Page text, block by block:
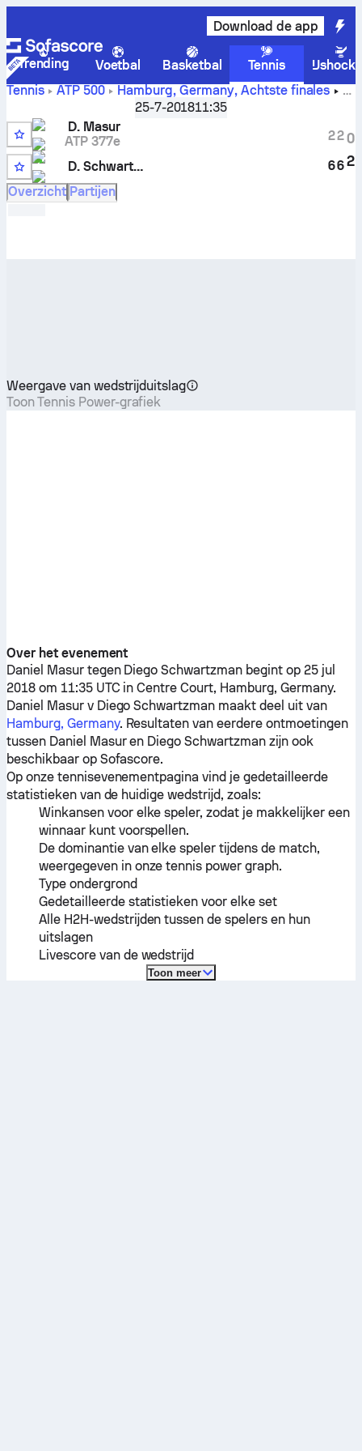
Download de app
Trending Voetbal Basketbal Tennis
Tennis
ATP 500 Hamburg, Germany, Achtste finales
Diego Schwartzmanlivescore en H2H-
resultaten
25-7-201811:35
Q
D. Masur
ATP 377e
2
D. Schwartzman
2
6
2
6
0
2
Overzicht Partijen
Weergave van wedstrijduitslag
Toon Tennis Power-grafiek
Over het evenement
Daniel Masurtegen Diego Schwartzman begint op 25 jul
2018 om 11:35 UTC in Centre Court, Hamburg, Germany.
Daniel Masurv Diego Schwartzman maakt deel uit van
Hamburg, Germany. Resultaten van eerdere ontmoetingen
tussen Daniel Masuren Diego Schwartzmanzijn ook
beschikbaar op Sofascore.
Op onze tennisevenementpagina vind je gedetailleerde
statistieken van de huidige wedstrijd, zoals:
Winkansen voor elke speler, zodat je makkelijker een
winnaar kunt voorspellen.
De dominantie van elke speler tijdens de match,
weergegeven in onze tennis power graph.
Type ondergrond
Gedetailleerde statistieken voor elke set
Alle H2H-wedstrijden tussen de spelers en hun
uitslagen
Livescore van de wedstrijd
Toon meer